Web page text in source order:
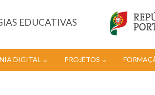
EDUCATIVAS
DIGITAL PROJETOS